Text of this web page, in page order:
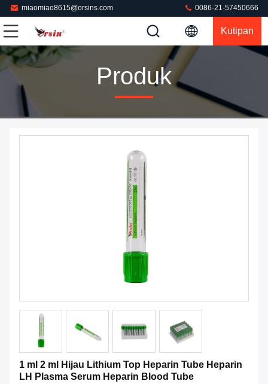
miaomiao8615@orsins.com 0086-21-57450666
Kutipan
Produk
1 ml 2 ml Hijau Lithium Top Heparin Tube Heparin
LH Plasma Serum Heparin Blood Tube